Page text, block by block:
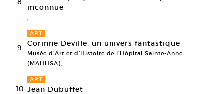
inconnue
9
ART
Corinne Deville, un univers fantastique
Musée d’Art et d’Histoire de l’Hôpital Sainte-Anne
(MAHHSA),
10
ART
Jean Dubuffet